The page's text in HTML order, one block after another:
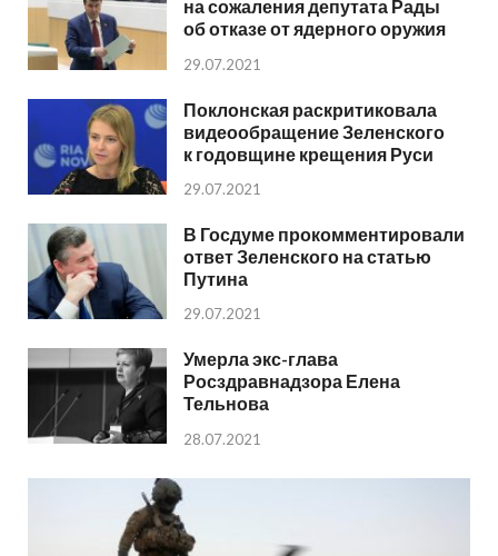
на сожаления депутата Рады
об отказе от ядерного оружия
29.07.2021
Поклонская раскритиковала
видеообращение Зеленского
к годовщине крещения Руси
29.07.2021
В Госдуме прокомментировали
ответ Зеленского на статью
Путина
29.07.2021
Умерла экс-глава
Росздравнадзора Елена
Тельнова
28.07.2021